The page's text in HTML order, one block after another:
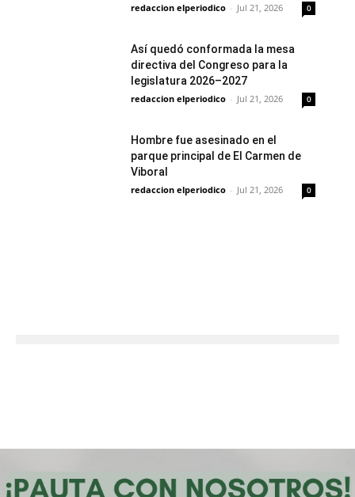
redaccion elperiodico - Jul 21, 2026 0
Así quedó conformada la mesa
directiva del Congreso para la
legislatura 2026–2027
redaccion elperiodico - Jul 21, 2026 0
Hombre fue asesinado en el
parque principal de El Carmen de
Viboral
redaccion elperiodico - Jul 21, 2026 0